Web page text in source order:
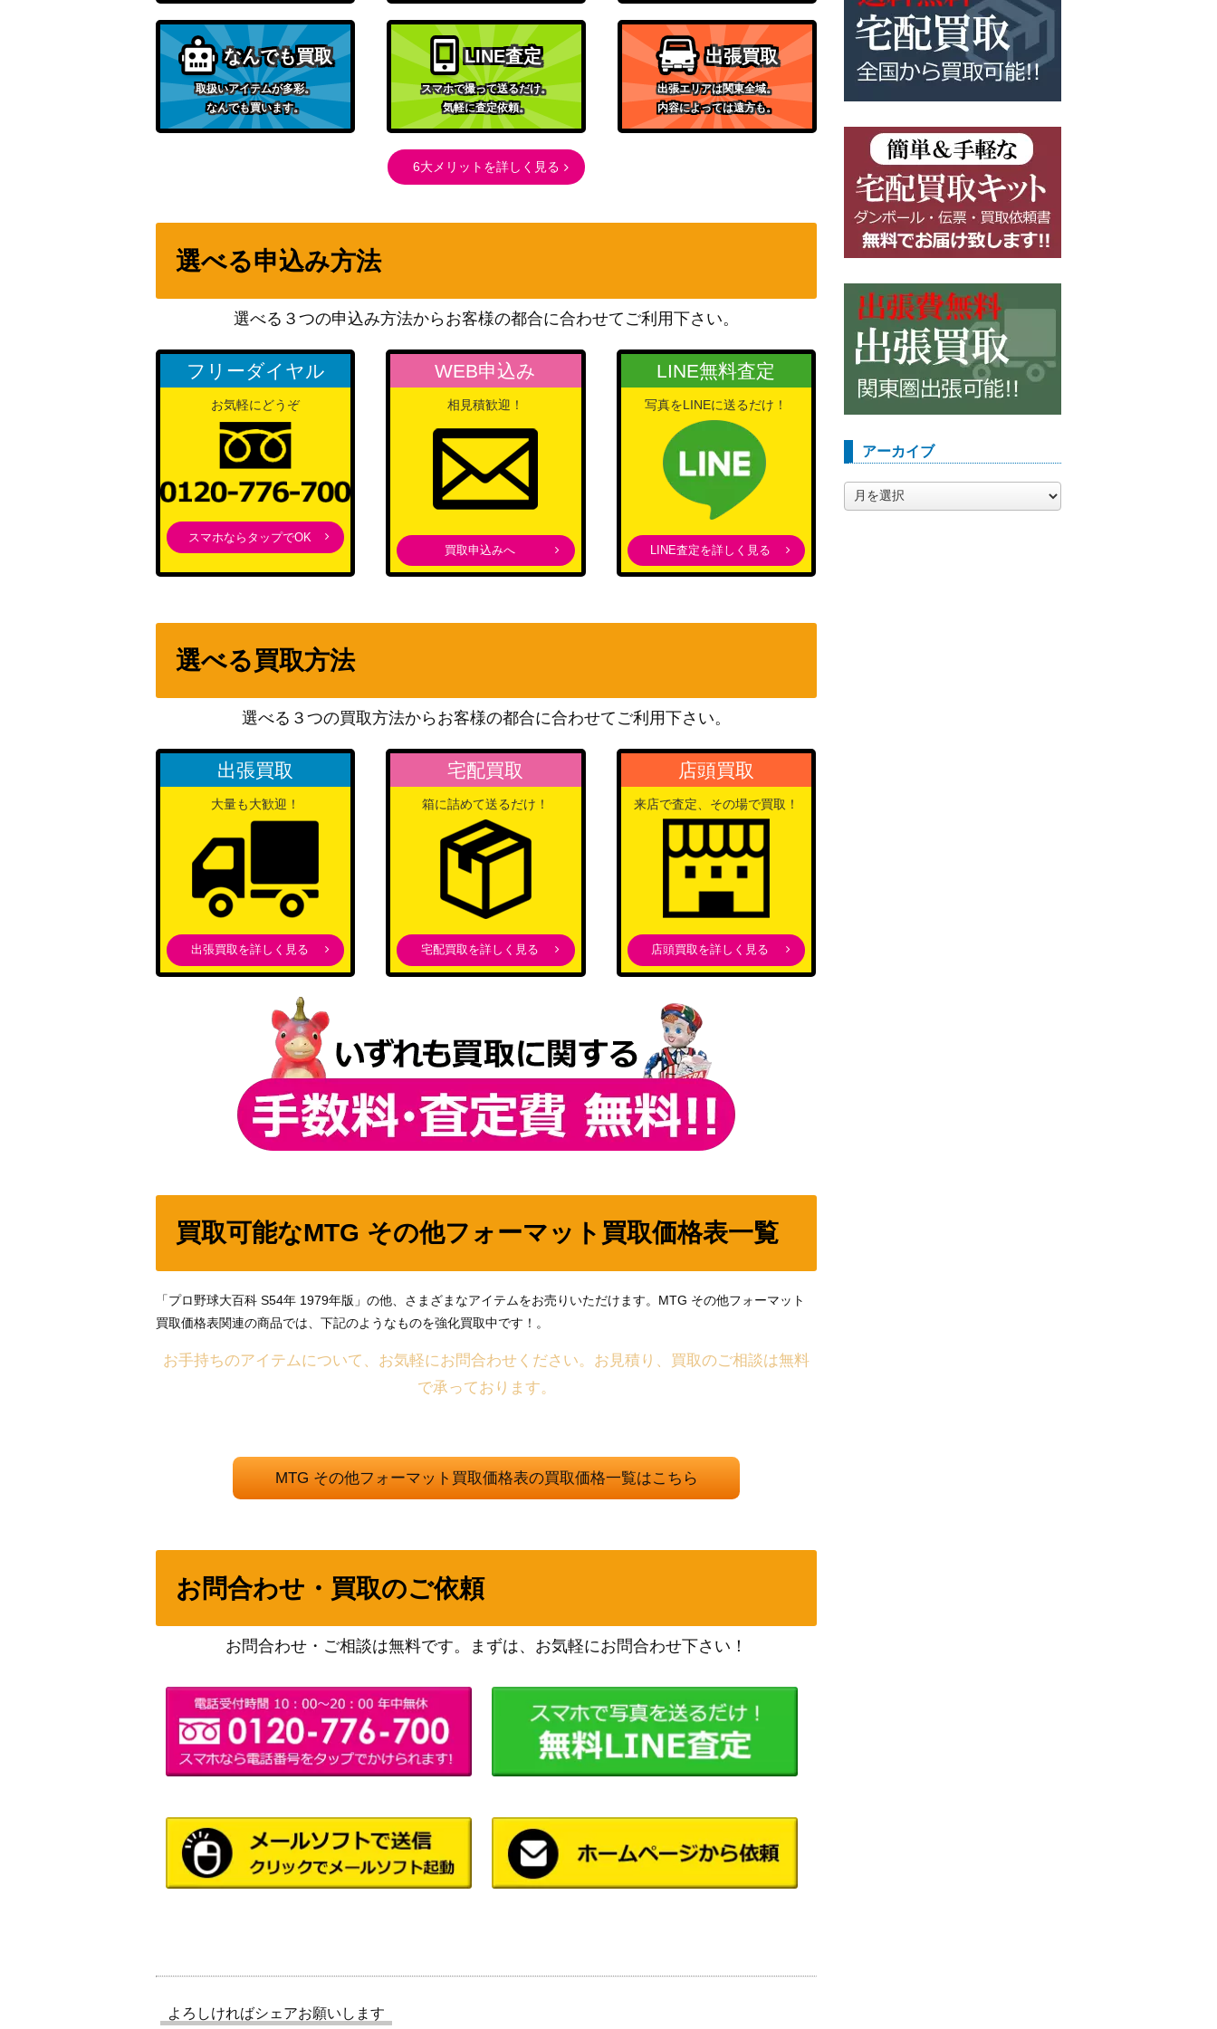
なんでも買取
取扱いアイテムが多彩。
なんでも買います。
LINE査定
スマホで撮って送るだけ。
気軽に査定依頼。
出張買取
出張エリアは関東全域。
内容によっては遠方も。
6大メリットを詳しく見る
選べる申込み方法
選べる３つの申込み方法からお客様の都合に合わせてご利用下さい。
フリーダイヤル
お気軽にどうぞ
スマホならタップでOK
WEB申込み
相見積歓迎！
買取申込みへ
LINE無料査定
写真をLINEに送るだけ！
LINE査定を詳しく見る
選べる買取方法
選べる３つの買取方法からお客様の都合に合わせてご利用下さい。
出張買取
大量も大歓迎！
出張買取を詳しく見る
宅配買取
箱に詰めて送るだけ！
宅配買取を詳しく見る
店頭買取
来店で査定、その場で買取！
店頭買取を詳しく見る
買取可能なMTG その他フォーマット買取価格表一覧
「プロ野球大百科 S54年 1979年版」の他、さまざまなアイテムをお売りいただけます。MTG その他フォーマット
買取価格表関連の商品では、下記のようなものを強化買取中です！。
お手持ちのアイテムについて、お気軽にお問合わせください。お見積り、買取のご相談は無料
で承っております。
MTG その他フォーマット買取価格表の買取価格一覧はこちら
お問合わせ・買取のご依頼
お問合わせ・ご相談は無料です。まずは、お気軽にお問合わせ下さい！
よろしければシェアお願いします
アーカイブ
ー